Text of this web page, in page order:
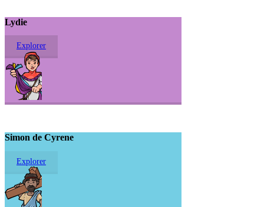
Lydie
Explorer
Simon de Cyrene
Explorer